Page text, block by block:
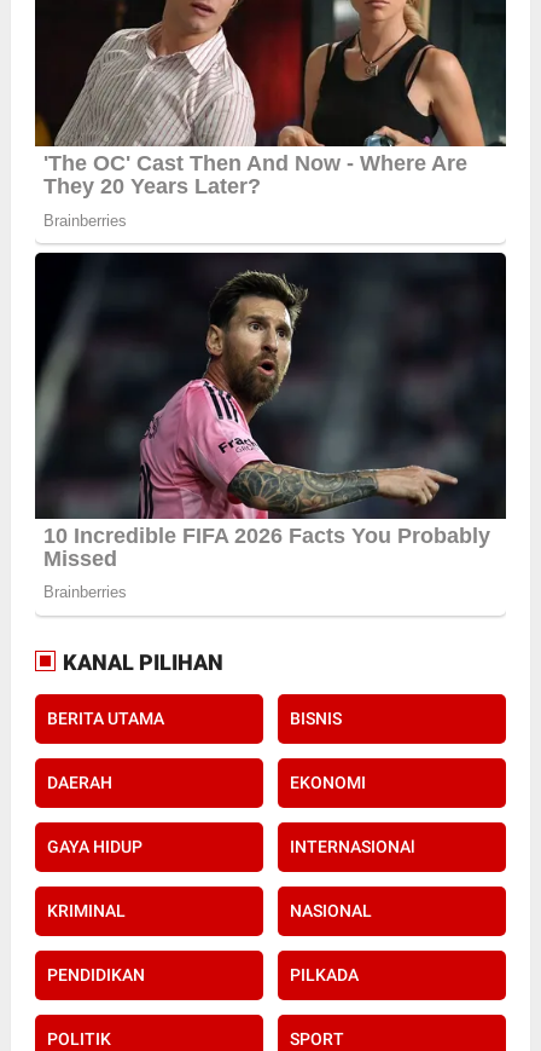
KANAL PILIHAN
BERITA UTAMA BISNIS
DAERAH EKONOMI
GAYA HIDUP INTERNASIONAl
KRIMINAL NASIONAL
PENDIDIKAN PILKADA
POLITIK SPORT